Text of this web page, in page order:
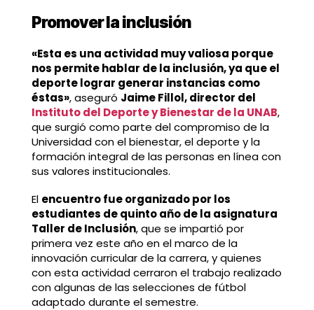
Promover la inclusión
«Esta es una actividad muy valiosa porque
nos permite hablar de la inclusión, ya que el
deporte lograr generar instancias como
éstas», aseguró Jaime Fillol, director del
Instituto del Deporte y Bienestar de la UNAB,
que surgió como parte del compromiso de la
Universidad con el bienestar, el deporte y la
formación integral de las personas en línea con
sus valores institucionales.
El encuentro fue organizado por los
estudiantes de quinto año de la asignatura
Taller de Inclusión, que se impartió por
primera vez este año en el marco de la
innovación curricular de la carrera, y quienes
con esta actividad cerraron el trabajo realizado
con algunas de las selecciones de fútbol
adaptado durante el semestre.